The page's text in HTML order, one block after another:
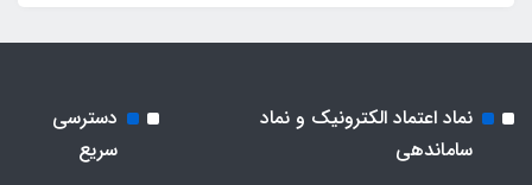
نماد اعتماد الکترونیک و نماد
ساماندهی
دسترسی
سریع